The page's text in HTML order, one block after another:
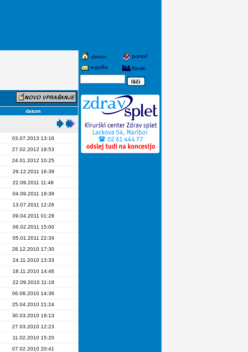
datum
03.07.2013 13:16
27.02.2012 19:53
24.01.2012 10:25
29.12.2011 16:39
22.09.2011 11:48
04.09.2011 19:39
13.07.2011 12:26
09.04.2011 01:28
06.02.2011 15:00
05.01.2011 22:34
28.12.2010 17:30
24.11.2010 13:33
18.11.2010 14:46
22.09.2010 11:18
06.08.2010 14:36
25.04.2010 21:24
30.03.2010 19:13
27.03.2010 12:23
11.02.2010 15:20
07.02.2010 20:41